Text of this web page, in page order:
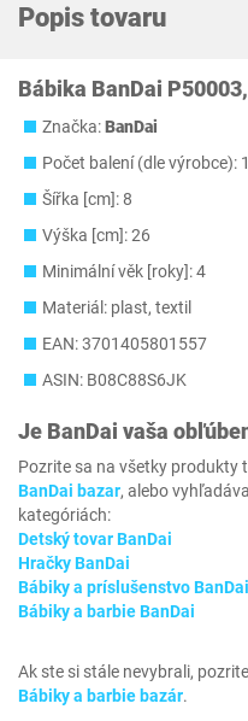
Popis tovaru
Bábika BanDai
Značka:BanDai
Počet balení (dle výrobce): 1
Šířka [cm]: 8
Výška [cm]: 26
Minimální věk [roky]: 4
Materiál: plast, textil
EAN: 3701405801557
ASIN: B08C88S6JK
Je BanDai vaša
Pozrite sa na všetky produkty
BanDai bazar, alebo
kategóriách:
Detský tovar BanDai
Hračky BanDai
Bábiky a príslušenstvo BanDai
Bábiky a barbie BanDai
Ak ste si stále nevybrali,
Bábiky a barbie bazár.